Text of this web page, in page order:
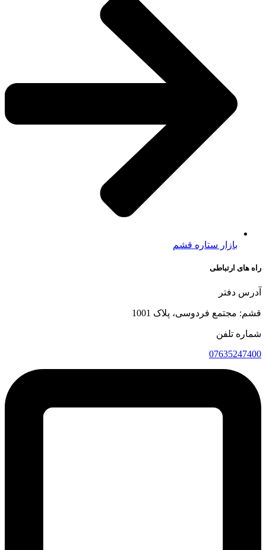
بازار ستاره قشم
راه های ارتباطی
آدرس دفتر
قشم: مجتمع فردوسی، پلاک 1001
شماره تلفن
07635247400